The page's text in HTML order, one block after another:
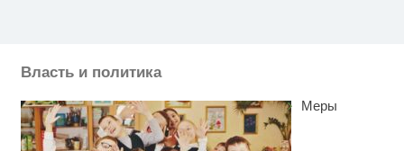
Власть и политика
Меры